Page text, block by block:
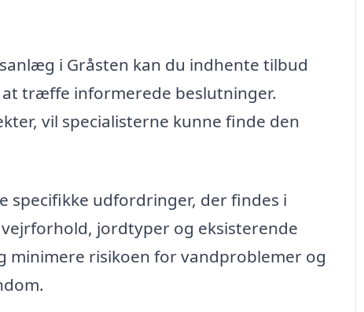
i Gråsten kan du indhente tilbud
træffe informerede beslutninger.
vil specialisterne kunne finde den
udfordringer, der findes i
jordtyper og eksisterende
risikoen for vandproblemer og